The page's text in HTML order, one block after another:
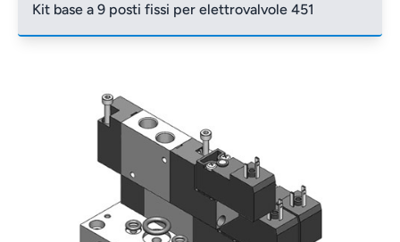
Kit base a 9 posti fissi per elettrovalvole 451